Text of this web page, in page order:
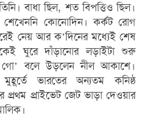
বাধা ছিল, শত বিপত্তিও ছিল।
কোনোদিন। কর্কট রোগ
নেয় আর ক’দিনের মধ্যেই শেষ
ঘুরে দাঁড়ানোর লড়াইটা শুরু
গো’ বলে উড়লেন নীল আকাশে।
ভারতের অন্যতম কনিষ্ঠ
প্রাইভেট জেট ভাড়া দেওয়ার